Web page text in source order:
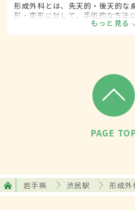
形成外科とは、先天的・後天的な
形・変形に対して、手術的な方法
もっと見る
PAGE
岩手県 渋民駅 形成外